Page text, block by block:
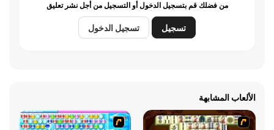
من فضلك قم بتسجيل الدخول أو التسجيل من أجل نشر تعليق
تسجيل تسجيل الدخول
الألعاب المشابهة